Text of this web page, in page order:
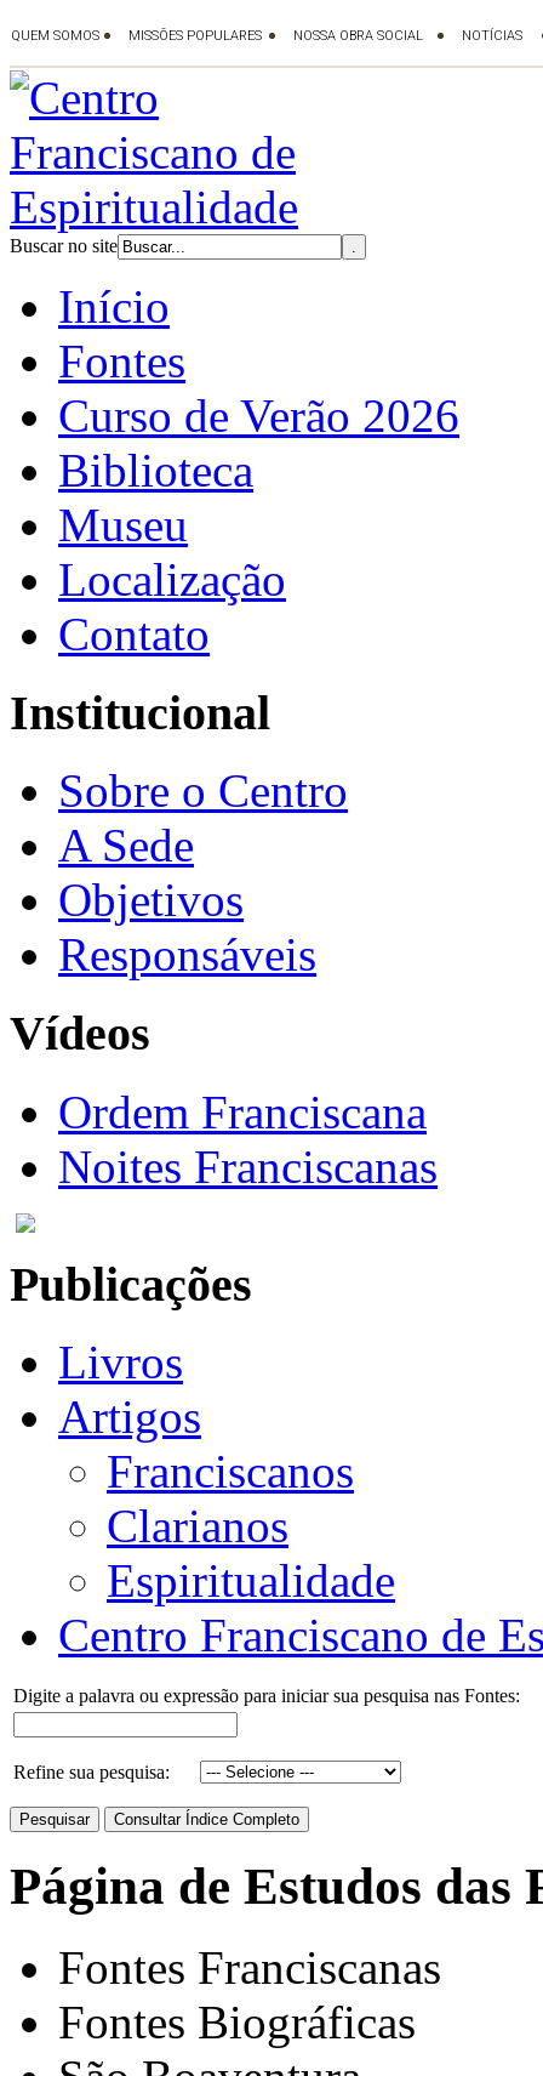
Buscar no site
Início
Fontes
Curso de Verão 2026
Biblioteca
Museu
Localização
Contato
Institucional
Sobre o Centro
A Sede
Objetivos
Responsáveis
Vídeos
Ordem Franciscana
Noites Franciscanas
Publicações
Livros
Artigos
Franciscanos
Clarianos
Espiritualidade
Centro Franciscano de
Digite a palavra ou expressão para iniciar sua pesquisa nas Fontes:
Refine sua pesquisa:
Página de Estudos das
Fontes Franciscanas
Fontes Biográficas